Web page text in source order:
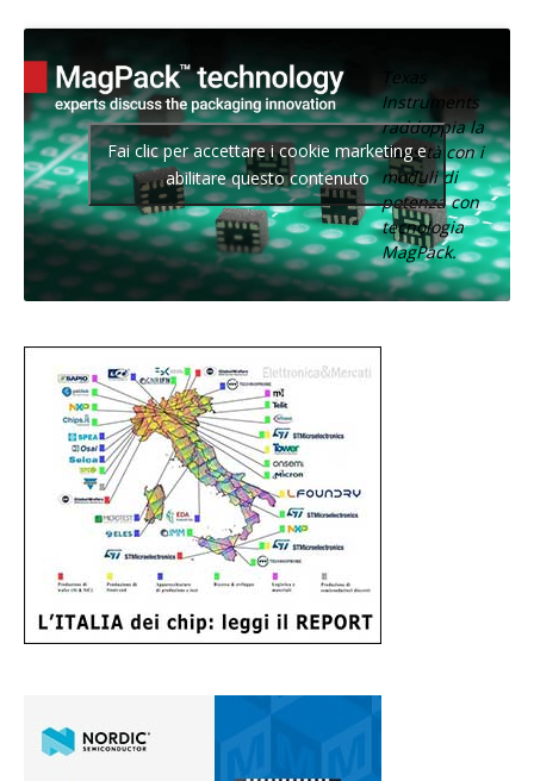
Texas
Instruments
raddoppia la
densità con i
moduli di
potenza con
tecnologia
MagPack.
Fai clic per accettare i cookie marketing e
abilitare questo contenuto